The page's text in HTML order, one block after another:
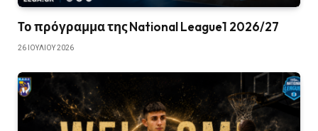
Το πρόγραμμα της National League1 2026/27
26 ΙΟΥΛΊΟΥ 2026